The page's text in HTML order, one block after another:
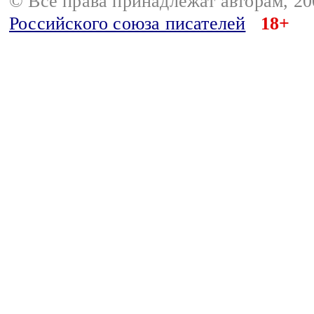
Российского союза писателей
18+